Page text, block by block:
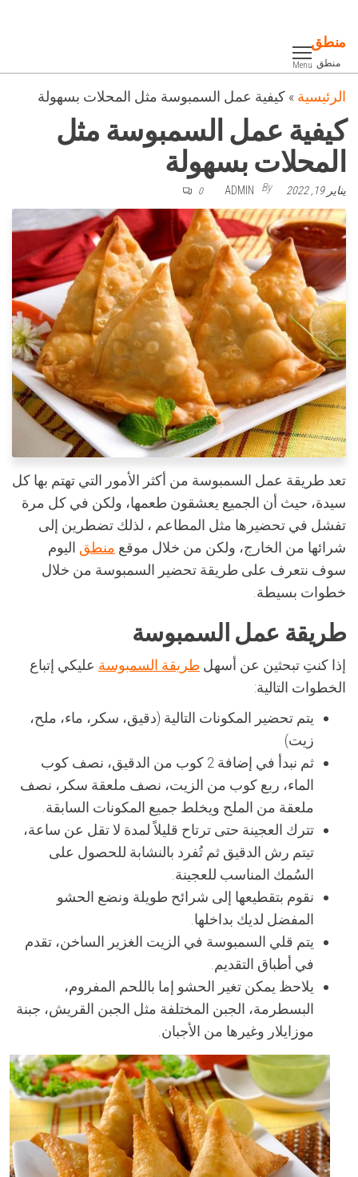
content
منطق
منطق Menu
الرئيسية » كيفية عمل السمبوسة مثل المحلات بسهولة
كيفية عمل السمبوسة مثل
المحلات بسهولة
يناير 19, 2022 By
ADMIN
0
تعد طريقة عمل السمبوسة من أكثر الأمور التي تهتم بها كل
سيدة، حيث أن الجميع يعشقون طعمها، ولكن في كل مرة
تفشل في تحضيرها مثل المطاعم ، لذلك تضطرين إلى
شرائها من الخارج، ولكن من خلال موقع منطق اليوم
سوف نتعرف على طريقة تحضير السمبوسة من خلال
خطوات بسيطة.
طريقة عمل السمبوسة
إذا كنتِ تبحثين عن أسهل طريقة السمبوسة عليكي إتباع
الخطوات التالية:
يتم تحضير المكونات التالية (دقيق، سكر، ماء، ملح،
زيت)
ثم نبدأ في إضافة 2 كوب من الدقيق، نصف كوب
الماء، ربع كوب من الزيت، نصف ملعقة سكر، نصف
ملعقة من الملح ويخلط جميع المكونات السابقة.
تترك العجينة حتى ترتاح قليلاً لمدة لا تقل عن ساعة،
تيتم رش الدقيق ثم تُفرد بالنشابة للحصول على
السُمك المناسب للعجينة.
نقوم بتقطيعها إلى شرائح طويلة ونضع الحشو
المفضل لديك بداخلها.
يتم قلي السمبوسة في الزيت الغزير الساخن، تقدم
في أطباق التقديم.
يلاحظ يمكن تغير الحشو إما باللحم المفروم،
البسطرمة، الجبن المختلفة مثل الجبن القريش، جبنة
موزايلار وغيرها من الأجبان.